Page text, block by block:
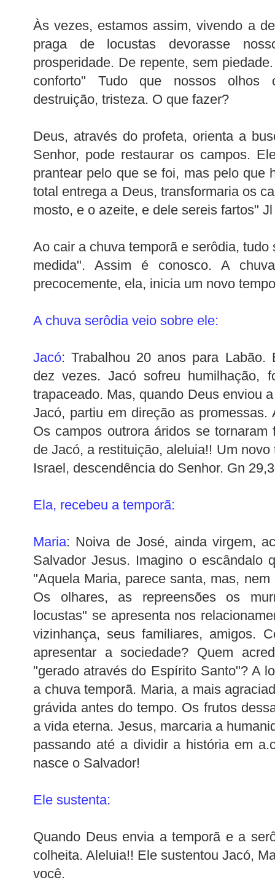
Às vezes, estamos assim, vivendo a
praga de locustas devorasse
prosperidade. De repente, sem
conforto" Tudo que nossos olhos
destruição, tristeza. O que fazer?
Deus, através do profeta, orienta a
Senhor, pode restaurar os campos.
prantear pelo que se foi, mas pelo que
total entrega a Deus, transformaria os
mosto, e o azeite, e dele sereis fartos"
Ao cair a chuva temporã e serôdia,
medida". Assim é conosco. A
precocemente, ela, inicia um novo
A chuva serôdia veio sobre ele:
Jacó: Trabalhou 20 anos para Labão.
dez vezes. Jacó sofreu humilhação,
trapaceado. Mas, quando Deus enviou
Jacó, partiu em direção as promessas.
Os campos outrora áridos se tornaram
de Jacó, a restituição, aleluia!! Um
Israel, descendência do Senhor. Gn
Ela, recebeu a temporã:
Maria: Noiva de José, ainda virgem,
Salvador Jesus. Imagino o escândalo
"Aquela Maria, parece santa, mas,
Os olhares, as repreensões os
locustas" se apresenta nos
vizinhança, seus familiares, amigos.
apresentar a sociedade? Quem
"gerado através do Espírito Santo"? A
a chuva temporã. Maria, a mais
grávida antes do tempo. Os frutos
a vida eterna. Jesus, marcaria a
passando até a dividir a história em
nasce o Salvador!
Ele sustenta:
Quando Deus envia a temporã e a
colheita. Aleluia!! Ele sustentou Jacó,
você.